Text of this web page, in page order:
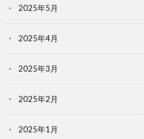
2025年5月
2025年4月
2025年3月
2025年2月
2025年1月